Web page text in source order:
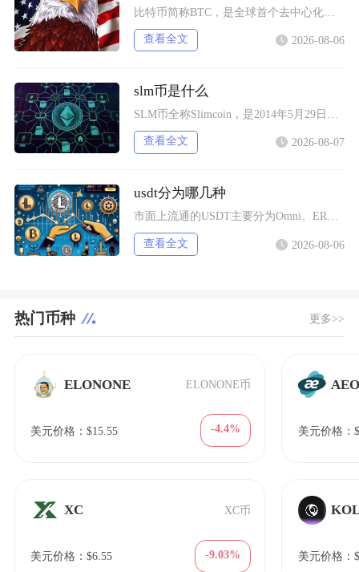
查看全文 2026-08-06
slm币是什么
查看全文 2026-08-07
usdt分为哪几种
市面上流通的USDT主要分为Omni、ERC20、TRC20、BEP20四类主流版本，同时
查看全文 2026-08-06
热门币种 更多>>
ELONONE ELONONE币
美元价格：$15.55 -4.4%
XC XC币
美元价格：$6.55 -9.03%
美元价格：
美元价格：